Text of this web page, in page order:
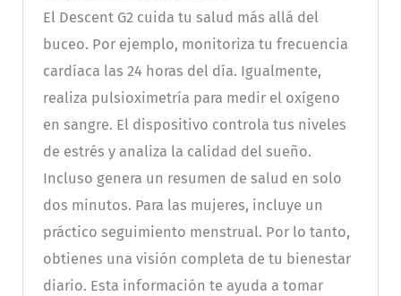
El Descent G2 cuida tu salud más allá del
buceo. Por ejemplo, monitoriza tu frecuencia
cardíaca las 24 horas del día. Igualmente,
realiza pulsioximetría para medir el oxígeno
en sangre. El dispositivo controla tus niveles
de estrés y analiza la calidad del sueño.
Incluso genera un resumen de salud en solo
dos minutos. Para las mujeres, incluye un
práctico seguimiento menstrual. Por lo tanto,
obtienes una visión completa de tu bienestar
diario. Esta información te ayuda a tomar